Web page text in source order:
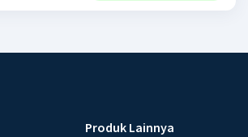
Produk Lainnya